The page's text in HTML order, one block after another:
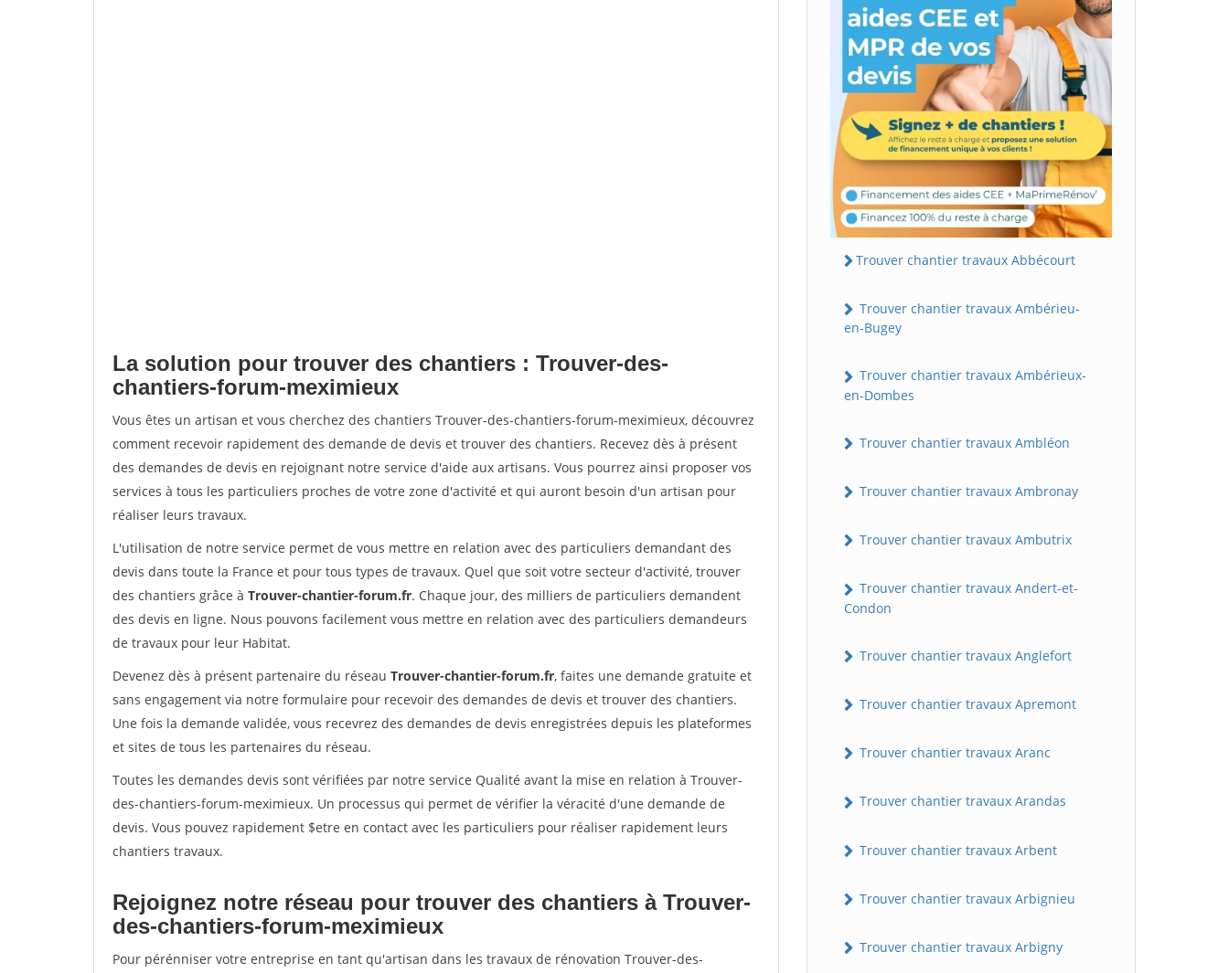
La solution pour trouver des chantiers : Trouver-des-
chantiers-forum-meximieux
Vous êtes un artisan et vous cherchez des chantiers Trouver-des-chantiers-forum-meximieux, découvrez
comment recevoir rapidement des demande de devis et trouver des chantiers. Recevez dès à présent
des demandes de devis en rejoignant notre service d'aide aux artisans. Vous pourrez ainsi proposer vos
services à tous les particuliers proches de votre zone d'activité et qui auront besoin d'un artisan pour
réaliser leurs travaux.
L'utilisation de notre service permet de vous mettre en relation avec des particuliers demandant des
devis dans toute la France et pour tous types de travaux. Quel que soit votre secteur d'activité, trouver
des chantiers grâce à Trouver-chantier-forum.fr. Chaque jour, des milliers de particuliers demandent
des devis en ligne. Nous pouvons facilement vous mettre en relation avec des particuliers demandeurs
de travaux pour leur Habitat.
Devenez dès à présent partenaire du réseau Trouver-chantier-forum.fr, faites une demande gratuite et
sans engagement via notre formulaire pour recevoir des demandes de devis et trouver des chantiers.
Une fois la demande validée, vous recevrez des demandes de devis enregistrées depuis les plateformes
et sites de tous les partenaires du réseau.
Toutes les demandes devis sont vérifiées par notre service Qualité avant la mise en relation à Trouver-
des-chantiers-forum-meximieux. Un processus qui permet de vérifier la véracité d'une demande de
devis. Vous pouvez rapidement $etre en contact avec les particuliers pour réaliser rapidement leurs
chantiers travaux.
Rejoignez notre réseau pour trouver des chantiers à Trouver-
des-chantiers-forum-meximieux
Pour pérénniser votre entreprise en tant qu'artisan dans les travaux de rénovation Trouver-des-
Trouver chantier travaux Abbécourt
Trouver chantier travaux Ambérieu-
en-Bugey
Trouver chantier travaux Ambérieux-
en-Dombes
Trouver chantier travaux Ambléon
Trouver chantier travaux Ambronay
Trouver chantier travaux Ambutrix
Trouver chantier travaux Andert-et-
Condon
Trouver chantier travaux Anglefort
Trouver chantier travaux Apremont
Trouver chantier travaux Aranc
Trouver chantier travaux Arandas
Trouver chantier travaux Arbent
Trouver chantier travaux Arbignieu
Trouver chantier travaux Arbigny